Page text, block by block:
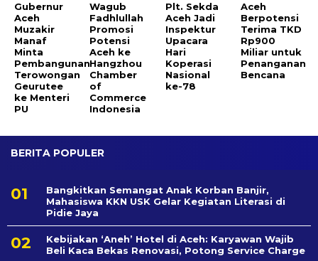
Gubernur
Aceh
Muzakir
Manaf
Minta
Pembangunan
Terowongan
Geurutee
ke Menteri
PU
Wagub
Fadhlullah
Promosi
Potensi
Aceh ke
Hangzhou
Chamber
of
Commerce
Indonesia
Plt. Sekda
Aceh Jadi
Inspektur
Upacara
Hari
Koperasi
Nasional
ke-78
Aceh
Berpotensi
Terima TKD
Rp900
Miliar untuk
Penanganan
Bencana
BERITA POPULER
Bangkitkan Semangat Anak Korban Banjir,
Mahasiswa KKN USK Gelar Kegiatan Literasi di
Pidie Jaya
Kebijakan ‘Aneh’ Hotel di Aceh: Karyawan Wajib
Beli Kaca Bekas Renovasi, Potong Service Charge